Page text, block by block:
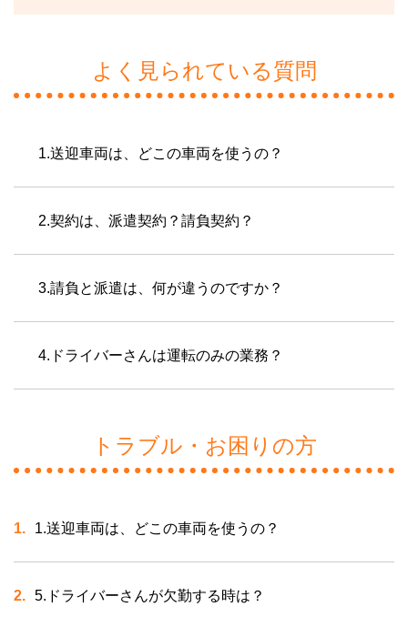
よく見られている質問
1.送迎車両は、どこの車両を使うの？
2.契約は、派遣契約？請負契約？
3.請負と派遣は、何が違うのですか？
4.ドライバーさんは運転のみの業務？
トラブル・お困りの方
1.送迎車両は、どこの車両を使うの？
5.ドライバーさんが欠勤する時は？